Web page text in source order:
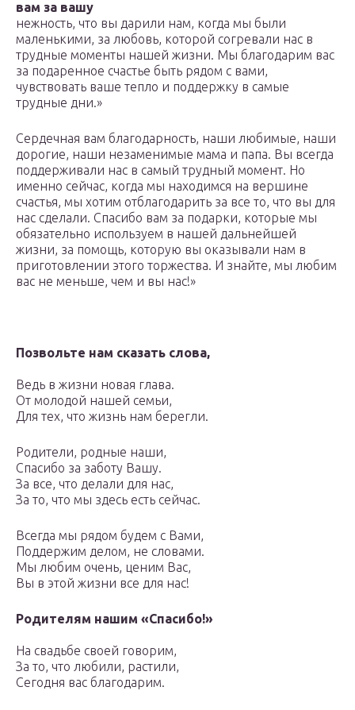
вам за вашу
нежность, что вы дарили нам, когда мы были
маленькими, за любовь, которой согревали нас в
трудные моменты нашей жизни. Мы благодарим вас
за подаренное счастье быть рядом с вами,
чувствовать ваше тепло и поддержку в самые
трудные дни.»
Сердечная вам благодарность, наши любимые, наши
дорогие, наши незаменимые мама и папа. Вы всегда
поддерживали нас в самый трудный момент. Но
именно сейчас, когда мы находимся на вершине
счастья, мы хотим отблагодарить за все то, что вы для
нас сделали. Спасибо вам за подарки, которые мы
обязательно используем в нашей дальнейшей
жизни, за помощь, которую вы оказывали нам в
приготовлении этого торжества. И знайте, мы любим
вас не меньше, чем и вы нас!»
Позвольте нам сказать слова,
Ведь в жизни новая глава.
От молодой нашей семьи,
Для тех, что жизнь нам берегли.
Родители, родные наши,
Спасибо за заботу Вашу.
За все, что делали для нас,
За то, что мы здесь есть сейчас.
Всегда мы рядом будем с Вами,
Поддержим делом, не словами.
Мы любим очень, ценим Вас,
Вы в этой жизни все для нас!
Родителям нашим «Спасибо!»
На свадьбе своей говорим,
За то, что любили, растили,
Сегодня вас благодарим.